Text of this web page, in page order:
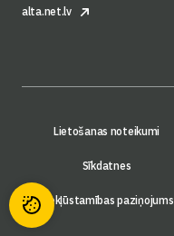
alta.net.lv
Lietošanas noteikumi
Sīkdatnes
Piekļūstamības paziņojums